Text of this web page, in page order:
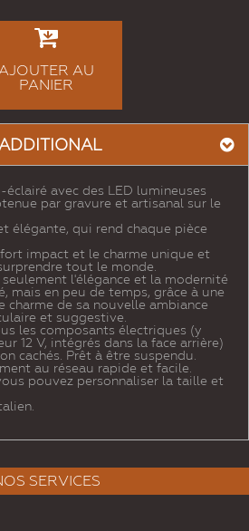
AU
PANIER
avec des LED lumineuses
par gravure et artisanal sur le
élégante, qui rend chaque pièce
impact et le charme unique et
tout le monde.
l'élégance et la modernité
mais en peu de temps, grâce à une
charme de sa nouvelle ambiance
et suggestive.
les composants électriques (y
12 V, intégrés dans la face arrière)
cachés. Prêt à être suspendu.
au réseau rapide et facile.
pouvez personnaliser la taille et
SERVICES